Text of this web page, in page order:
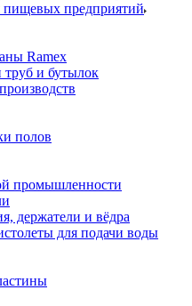
пищевых предприятий
Ramex
и бутылок
полов
промышленности
держатели и вёдра
для подачи воды